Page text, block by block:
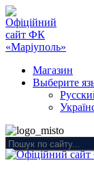
Магазин
Выберите